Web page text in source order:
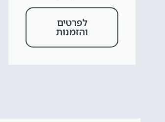
לפרטים
והזמנות